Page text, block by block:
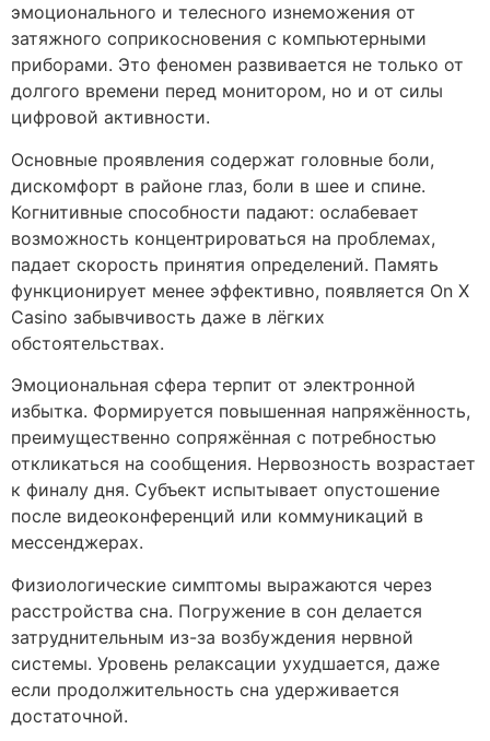
эмоционального и телесного изнеможения от
затяжного соприкосновения с компьютерными
приборами. Это феномен развивается не только от
долгого времени перед монитором, но и от силы
цифровой активности.
Основные проявления содержат головные боли,
дискомфорт в районе глаз, боли в шее и спине.
Когнитивные способности падают: ослабевает
возможность концентрироваться на проблемах,
падает скорость принятия определений. Память
функционирует менее эффективно, появляется On X
Casino забывчивость даже в лёгких
обстоятельствах.
Эмоциональная сфера терпит от электронной
избытка. Формируется повышенная напряжённость,
преимущественно сопряжённая с потребностью
откликаться на сообщения. Нервозность возрастает
к финалу дня. Субъект испытывает опустошение
после видеоконференций или коммуникаций в
мессенджерах.
Физиологические симптомы выражаются через
расстройства сна. Погружение в сон делается
затруднительным из-за возбуждения нервной
системы. Уровень релаксации ухудшается, даже
если продолжительность сна удерживается
достаточной.